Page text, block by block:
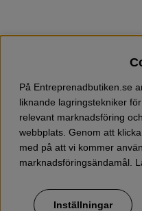
På Entreprenadbutiken.se
liknande lagringstekniker
relevant marknadsföring
webbplats. Genom att
med på att vi kommer
marknadsföringsändamål.
Inställningar